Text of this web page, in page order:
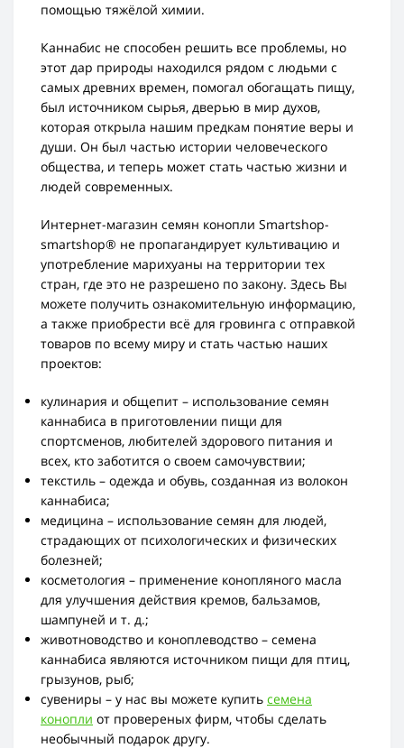
помощью тяжёлой химии.
Каннабис не способен решить все проблемы, но
этот дар природы находился рядом с людьми с
самых древних времен, помогал обогащать пищу,
был источником сырья, дверью в мир духов,
которая открыла нашим предкам понятие веры и
души. Он был частью истории человеческого
общества, и теперь может стать частью жизни и
людей современных.
Интернет-магазин семян конопли Smartshop-
smartshop® не пропагандирует культивацию и
употребление марихуаны на территории тех
стран, где это не разрешено по закону. Здесь Вы
можете получить ознакомительную информацию,
а также приобрести всё для гровинга с отправкой
товаров по всему миру и стать частью наших
проектов:
кулинария и общепит – использование семян
каннабиса в приготовлении пищи для
спортсменов, любителей здорового питания и
всех, кто заботится о своем самочувствии;
текстиль – одежда и обувь, созданная из волокон
каннабиса;
медицина – использование семян для людей,
страдающих от психологических и физических
болезней;
косметология – применение конопляного масла
для улучшения действия кремов, бальзамов,
шампуней и т. д.;
животноводство и коноплеводство – семена
каннабиса являются источником пищи для птиц,
грызунов, рыб;
сувениры – у нас вы можете купить семена
конопли от провереных фирм, чтобы сделать
необычный подарок другу.